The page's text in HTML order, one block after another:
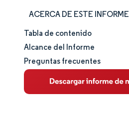
ACERCA DE ESTE INFORME
Tamaño y cuota de mercado
Análisis de mercado
Tendencias e ideas
Tabla de contenido
Alcance del Informe
Preguntas frecuentes